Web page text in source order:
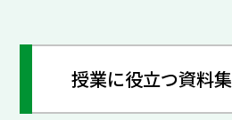
授業に役立つ資料集